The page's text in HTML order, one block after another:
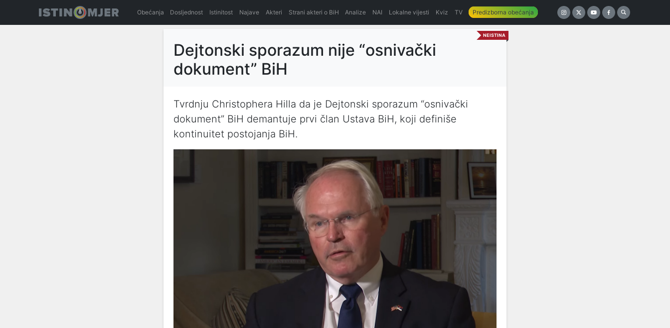
Obećanja Dosljednost Istinitost Najave Akteri Strani akteri o BiH Analize NAI Lokalne vijesti Kviz TV Predizborna obećanja
NEISTINA
Dejtonski sporazum nije “osnivački
dokument” BiH
Tvrdnju Christophera Hilla da je Dejtonski sporazum “osnivački
dokument” BiH demantuje prvi član Ustava BiH, koji definiše
kontinuitet postojanja BiH.